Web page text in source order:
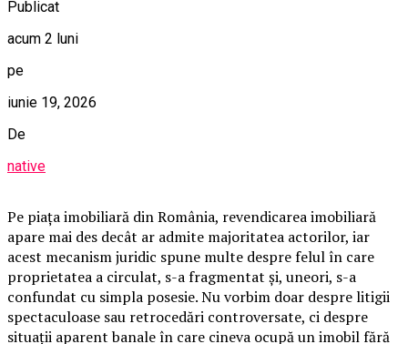
Publicat
acum 2 luni
pe
iunie 19, 2026
De
native
Pe piața imobiliară din România, revendicarea imobiliară
apare mai des decât ar admite majoritatea actorilor, iar
acest mecanism juridic spune multe despre felul în care
proprietatea a circulat, s-a fragmentat și, uneori, s-a
confundat cu simpla posesie. Nu vorbim doar despre litigii
spectaculoase sau retrocedări controversate, ci despre
situații aparent banale în care cineva ocupă un imobil fără